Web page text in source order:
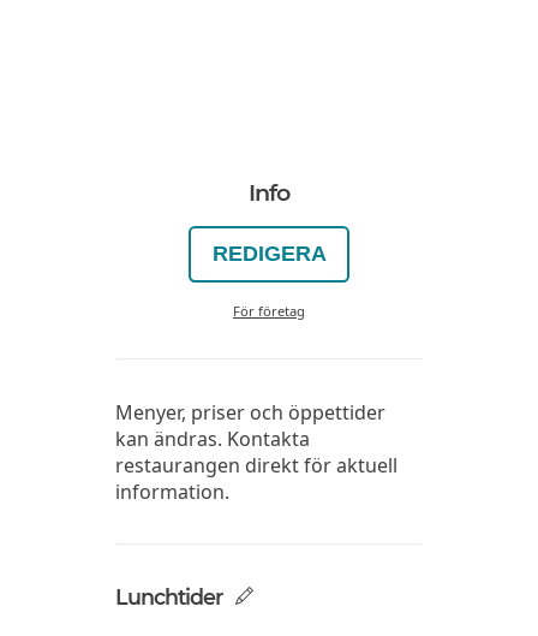
Info
REDIGERA
För företag
Menyer, priser och öppettider
kan ändras. Kontakta
restaurangen direkt för aktuell
information.
Lunchtider